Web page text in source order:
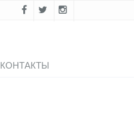
КОНТАКТЫ